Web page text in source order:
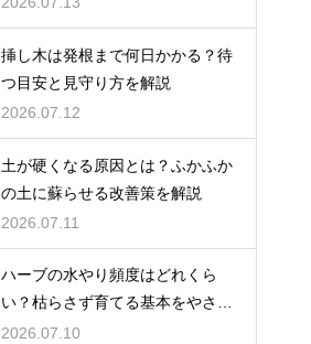
挿し木は発根まで何日かかる？待
つ目安と見守り方を解説
2026.07.12
土が硬くなる原因とは？ふかふか
の土に蘇らせる改善策を解説
2026.07.11
ハーブの水やり頻度はどれくら
い？枯らさず育てる基本をやさし
く紹介
2026.07.10